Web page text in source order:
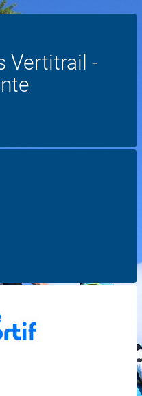
Vertitrail -